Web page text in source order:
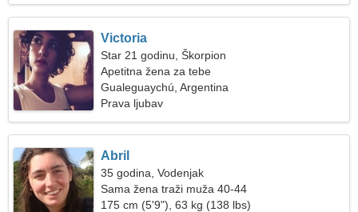
Victoria
Star 21 godinu, Škorpion
Apetitna žena za tebe
Gualeguaychú, Argentina
Prava ljubav
Abril
35 godina, Vodenjak
Sama žena traži muža 40-44
175 cm (5'9"), 63 kg (138 lbs)